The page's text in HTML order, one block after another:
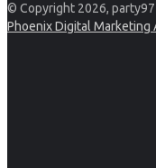
© Copyright 2026,
Phoenix Digital Marketing